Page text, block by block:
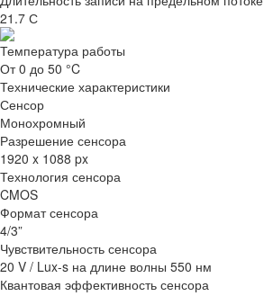
21.7 С
Температура работы
От 0 до 50 °C
Технические характеристики
Сенсор
Монохромный
Разрешение сенсора
1920 x 1088 px
Технология сенсора
CMOS
Формат сенсора
4/3”
Чувствительность сенсора
20 V / Lux-s на длине волны 550 нм
Квантовая эффективность сенсора